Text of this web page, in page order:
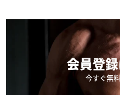
会員登
今すぐ無